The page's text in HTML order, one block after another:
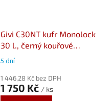
Givi C30NT kufr Monolock
30 l., černý kouřové
odrazky
5 dní
1 446,28 Kč bez DPH
1 750 Kč / ks